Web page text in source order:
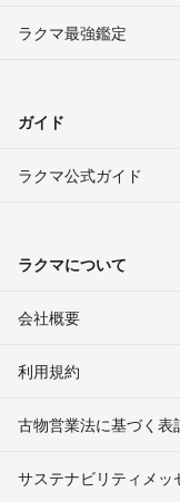
ラクマ最強鑑定
ガイド
ラクマ公式ガイド
ラクマについて
会社概要
利用規約
古物営業法に基づく表
サステナビリティメッ